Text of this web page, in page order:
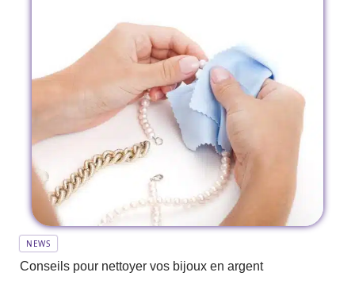
NEWS
Conseils pour nettoyer vos bijoux en argent